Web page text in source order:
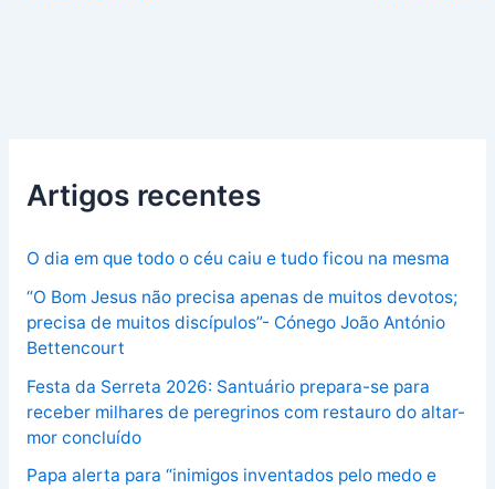
Artigos recentes
O dia em que todo o céu caiu e tudo ficou na mesma
“O Bom Jesus não precisa apenas de muitos devotos;
precisa de muitos discípulos”- Cónego João António
Bettencourt
Festa da Serreta 2026: Santuário prepara-se para
receber milhares de peregrinos com restauro do altar-
mor concluído
Papa alerta para “inimigos inventados pelo medo e